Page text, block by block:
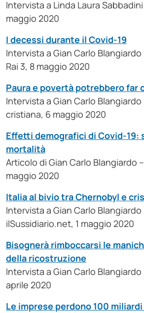
Intervista a Linda Laura
maggio 2020
I decessi durante il Covid-19
Intervista a Gian Carlo
Rai 3, 8 maggio 2020
Paura e povertà potrebbero far
Intervista a Gian Carlo Blangiardo
cristiana, 6 maggio 2020
Effetti demografici di Covid-19:
mortalità
Articolo di Gian Carlo Blangiardo
maggio 2020
Italia al bivio tra Chernobyl e
Intervista a Gian Carlo Blangiardo
ilSussidiario.net, 1 maggio 2020
Bisognerà rimboccarsi le
della ricostruzione
Intervista a Gian Carlo
aprile 2020
Le imprese perdono 100 miliardi